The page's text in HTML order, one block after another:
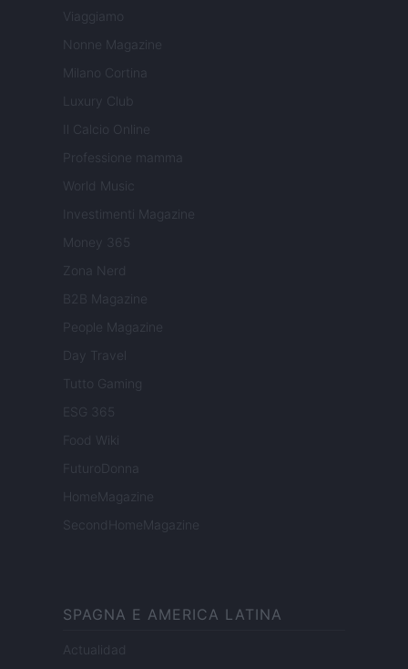
Viaggiamo
Nonne Magazine
Milano Cortina
Luxury Club
Il Calcio Online
Professione mamma
World Music
Investimenti Magazine
Money 365
Zona Nerd
B2B Magazine
People Magazine
Day Travel
Tutto Gaming
ESG 365
Food Wiki
FuturoDonna
HomeMagazine
SecondHomeMagazine
SPAGNA E AMERICA LATINA
Actualidad